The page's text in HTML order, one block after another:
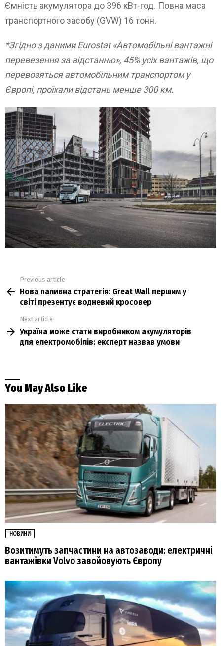
Ємність акумулятора до 396 кВт-год. Повна маса
транспортного засобу (GVW) 16 тонн.
*Згідно з даними Eurostat «Автомобільні вантажні
перевезення за відстанню», 45% усіх вантажів, що
перевозяться автомобільним транспортом у
Європі, проїхали відстань менше 300 км.
more
Previous article
Нова паливна стратегія: Great Wall першим у
світі презентує водневий кросовер
Next article
Україна може стати виробником акумуляторів
для електромобілів: експерт назвав умови
You May Also Like
НОВИНИ
Возитимуть запчастини на автозаводи: електричні
вантажівки Volvo завойовують Європу